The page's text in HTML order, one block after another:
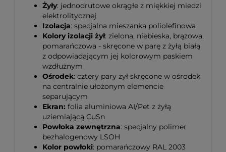
Żyły: jednodrutowe okrągłe z miękkiej miedzi
elektrolitycznej
Izolacja: specjalna mieszanka poliolefinowa
Kolory izolacji żył: zielona, niebieska, brązowa,
pomarańczowa - skręcone w parę z żyłą białą
z odpowiadającym jej kolorowym paskiem
wzdłużnym
Ośrodek: cztery pary żył skręcone w ośrodek
na centralnie ułożonym elemencie
separującym
Ekran: folia aluminiowa AI/Pet z żyłą
uziemiającą CuSn
Powłoka zewnętrzna: specjalny polimer
bezhalogenowy LSOH
Kolor powłoki: pomarańczowy RAL 2003